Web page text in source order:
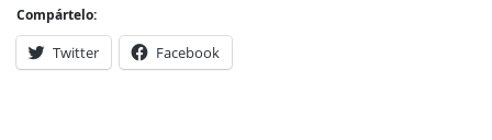
Compártelo:
Twitter Facebook